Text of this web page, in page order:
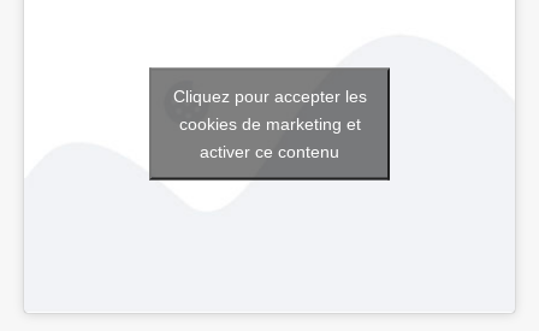
Cliquez pour accepter les
cookies de marketing et
activer ce contenu